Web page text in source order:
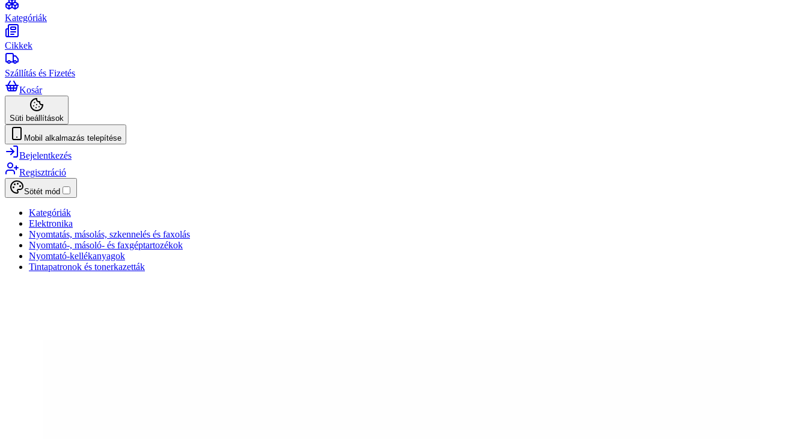
Kategóriák
Cikkek
Szállítás és Fizetés
Kosár
Süti beállítások
Mobil alkalmazás telepítése
Bejelentkezés
Regisztráció
Sötét mód
Kategóriák
Elektronika
Nyomtatás, másolás, szkennelés és faxolás
Nyomtató-, másoló- és faxgéptartozékok
Nyomtató-kellékanyagok
Tintapatronok és tonerkazetták